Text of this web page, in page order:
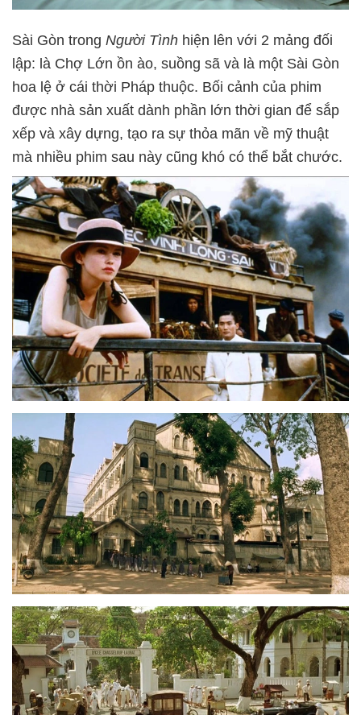
Sài Gòn trong Người Tình hiện lên với 2 mảng đối
lập: là Chợ Lớn ồn ào, suồng sã và là một Sài Gòn
hoa lệ ở cái thời Pháp thuộc. Bối cảnh của phim
được nhà sản xuất dành phần lớn thời gian để sắp
xếp và xây dựng, tạo ra sự thỏa mãn về mỹ thuật
mà nhiều phim sau này cũng khó có thể bắt chước.